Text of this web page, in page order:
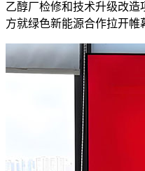
乙醇厂检修和技术升级改
方就绿色新能源合作拉开帷